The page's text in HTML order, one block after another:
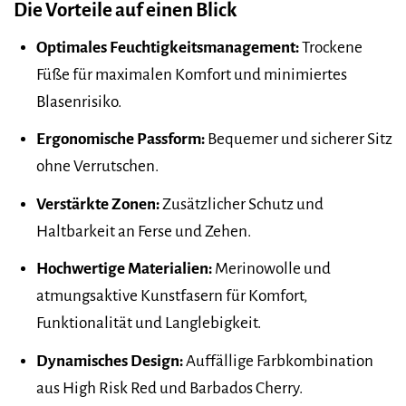
Die Vorteile auf einen Blick
Optimales Feuchtigkeitsmanagement:Trockene
Füße für maximalen Komfort und minimiertes
Blasenrisiko.
Ergonomische Passform:Bequemer und sicherer Sitz
ohne Verrutschen.
Verstärkte Zonen:Zusätzlicher Schutz und
Haltbarkeit an Ferse und Zehen.
Hochwertige Materialien:Merinowolle und
atmungsaktive Kunstfasern für Komfort,
Funktionalität und Langlebigkeit.
Dynamisches Design:Auffällige Farbkombination
aus High Risk Red und Barbados Cherry.